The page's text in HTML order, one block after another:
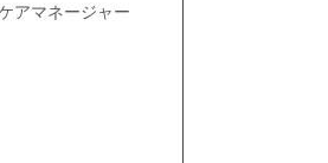
アマネージャー